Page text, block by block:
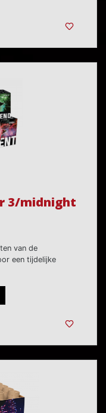
3/midnight
van de
een tijdelijke